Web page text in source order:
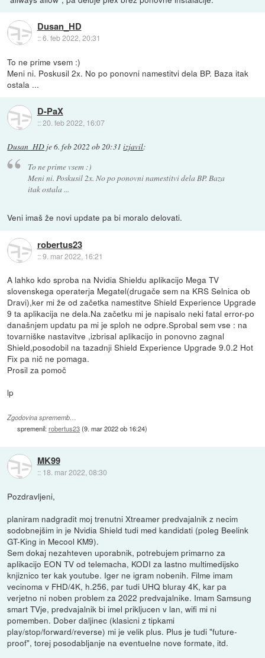
Dusan_HD
::6. feb 2022, 20:31
To ne prime vsem :)
Meni ni. Poskusil 2x. No po ponovni namestitvi dela BP. Baza itak
ostala ...
D-PaX
::20. feb 2022, 16:07
Dusan_HD je6. feb 2022 ob 20:31 izjavil:
To ne prime vsem :)
Meni ni. Poskusil 2x. No po ponovni namestitvi dela BP. Baza
itak ostala ...
Veni imaš že novi update pa bi moralo delovati.
robertus23
::9. mar 2022, 16:21
A lahko kdo sproba na Nvidia Shieldu aplikacijo Mega TV
slovenskega operaterja Megatel(drugače sem na KRS Selnica ob
Dravi),ker mi že od začetka namestitve Shield Experience Upgrade
9 ta aplikacija ne dela.Na začetku mi je napisalo neki fatal error-po
današnjem updatu pa mi je sploh ne odpre.Sprobal sem vse : na
tovarniške nastavitve ,izbrisal aplikacijo in ponovno zagnal
Shield,posodobil na tazadnji Shield Experience Upgrade 9.0.2 Hot
Fix pa nič ne pomaga.
Prosil za pomoč
lp
Zgodovina sprememb…
spremenil:robertus23(9. mar 2022 ob 16:24)
MK99
:: 18. mar 2022, 08:30
Pozdravljeni,
planiram nadgradit moj trenutni Xtreamer predvajalnik z necim
sodobnejšim in je Nvidia Shield tudi med kandidati (poleg Beelink
GT-King in Mecool KM9).
Sem dokaj nezahteven uporabnik, potrebujem primarno za
aplikacijo EON TV od telemacha, KODI za lastno multimedijsko
knjiznico ter kak youtube. Iger ne igram nobenih. Filme imam
vecinoma v FHD/4K, h.256, par tudi UHQ bluray 4K, kar pa
verjetno ni noben problem za 2022 predvajalnike. Imam Samsung
smart TVje, predvajalnik bi imel prikljucen v lan, wifi mi ni
pomemben. Dober daljinec (klasicni z tipkami
play/stop/forward/reverse) mi je velik plus. Plus je tudi "future-
proof", torej posodabljanje na eventuelne nove formate, itd.